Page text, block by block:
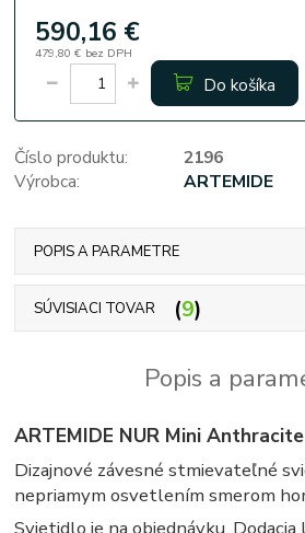
590,16 €
479,80 € bez DPH
Do košíka
Číslo produktu:
2196
Výrobca:
ARTEMIDE
POPIS A PARAMETRE
SÚVISIACI TOVAR 9
Popis a
ARTEMIDE NUR Mini
Dizajnové závesné stmievateľné
nepriamym osvetlením smerom